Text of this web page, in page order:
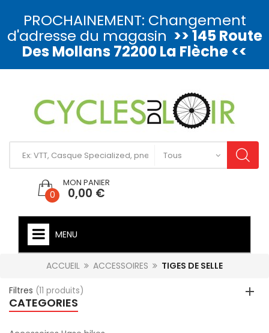
PROCHAINEMENT: Changement
d'adresse du magasin >> 145 Route
Des Mollans 72200 La Flèche <<
0
MON PANIER
0,00 €
MENU
ACCUEIL ACCESSOIRES TIGES DE SELLE
Filtres (11 produits)
CATEGORIES